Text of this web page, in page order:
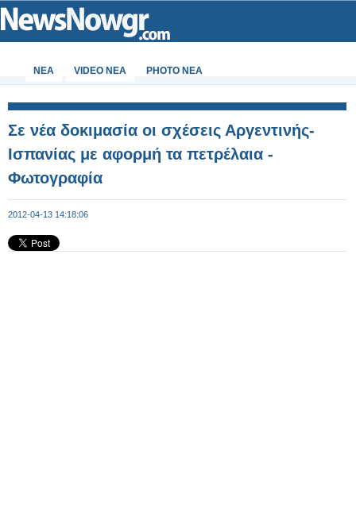
ΝΕΑ VIDEO NEA PHOTO NEA
Σε νέα δοκιμασία οι σχέσεις Αργεντινής-
Ισπανίας με αφορμή τα πετρέλαια -
Φωτογραφία
2012-04-13 14:18:06